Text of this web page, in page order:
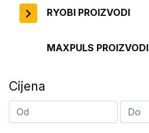
RYOBI PROIZVODI
MAXPULS PROIZVODI
Cijena